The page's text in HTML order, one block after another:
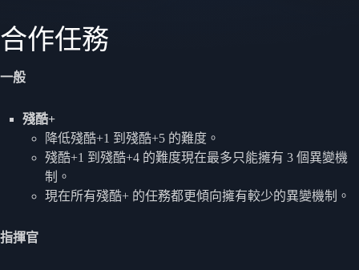
合作任務
一般
殘酷+
降低殘酷+1 到殘酷+5 的難度。
殘酷+1 到殘酷+4 的難度現在最多只能擁有 3 個異變機
制。
現在所有殘酷+ 的任務都更傾向擁有較少的異變機制。
指揮官